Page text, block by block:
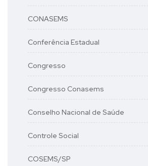
CONASEMS
Conferência Estadual
Congresso
Congresso Conasems
Conselho Nacional de Saúde
Controle Social
COSEMS/SP